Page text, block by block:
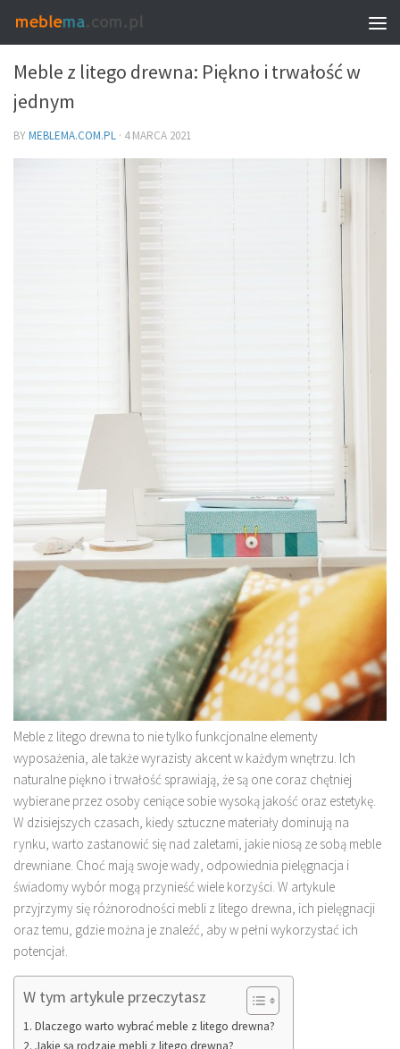
MEBLE I WNĘTRZA
Meble z litego drewna: Piękno i trwałość w
jednym
BYMEBLEMA.COM.PL · 4 MARCA 2021
Meble z litego drewna to nie tylko funkcjonalne elementy
wyposażenia, ale także wyrazisty akcent w każdym wnętrzu. Ich
naturalne piękno i trwałość sprawiają, że są one coraz chętniej
wybierane przez osoby ceniące sobie wysoką jakość oraz estetykę.
W dzisiejszych czasach, kiedy sztuczne materiały dominują na
rynku, warto zastanowić się nad zaletami, jakie niosą ze sobą meble
drewniane. Choć mają swoje wady, odpowiednia pielęgnacja i
świadomy wybór mogą przynieść wiele korzyści. W artykule
przyjrzymy się różnorodności mebli z litego drewna, ich pielęgnacji
oraz temu, gdzie można je znaleźć, aby w pełni wykorzystać ich
potencjał.
W tym artykule przeczytasz
Dlaczego warto wybrać meble z litego drewna?